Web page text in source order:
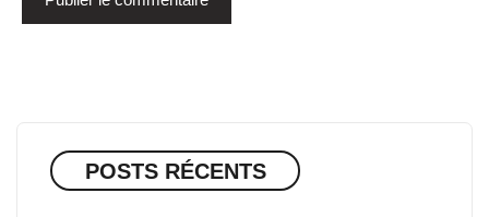
POSTS RÉCENTS